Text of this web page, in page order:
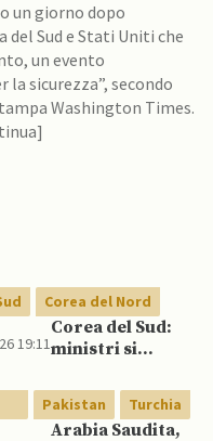
un giorno dopo
Sud e Stati Uniti che
un evento
la sicurezza”, secondo
Washington Times.
Corea del Nord
19:11
Corea del Sud:
ministri si
pubblicamente
su politica con il
Nord, mentre
Pakistan Turchia
Arabia Saudita,